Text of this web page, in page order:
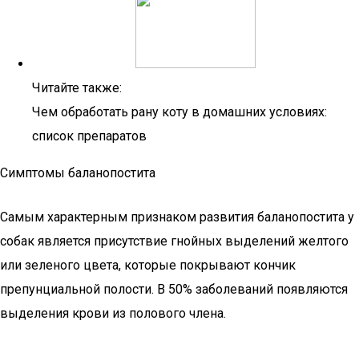
Читайте также:
Чем обработать рану коту в домашних условиях:
список препаратов
Симптомы баланопостита
Самым характерным признаком развития баланопостита у
собак является присутствие гнойных выделений желтого
или зеленого цвета, которые покрывают кончик
препунциальной полости. В 50% заболеваний появляются
выделения крови из полового члена.